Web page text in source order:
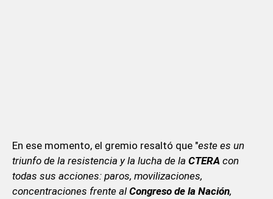
En ese momento, el gremio resaltó que "este es un
triunfo de la resistencia y la lucha de la CTERA con
todas sus acciones: paros, movilizaciones,
concentraciones frente al Congreso de la Nación,